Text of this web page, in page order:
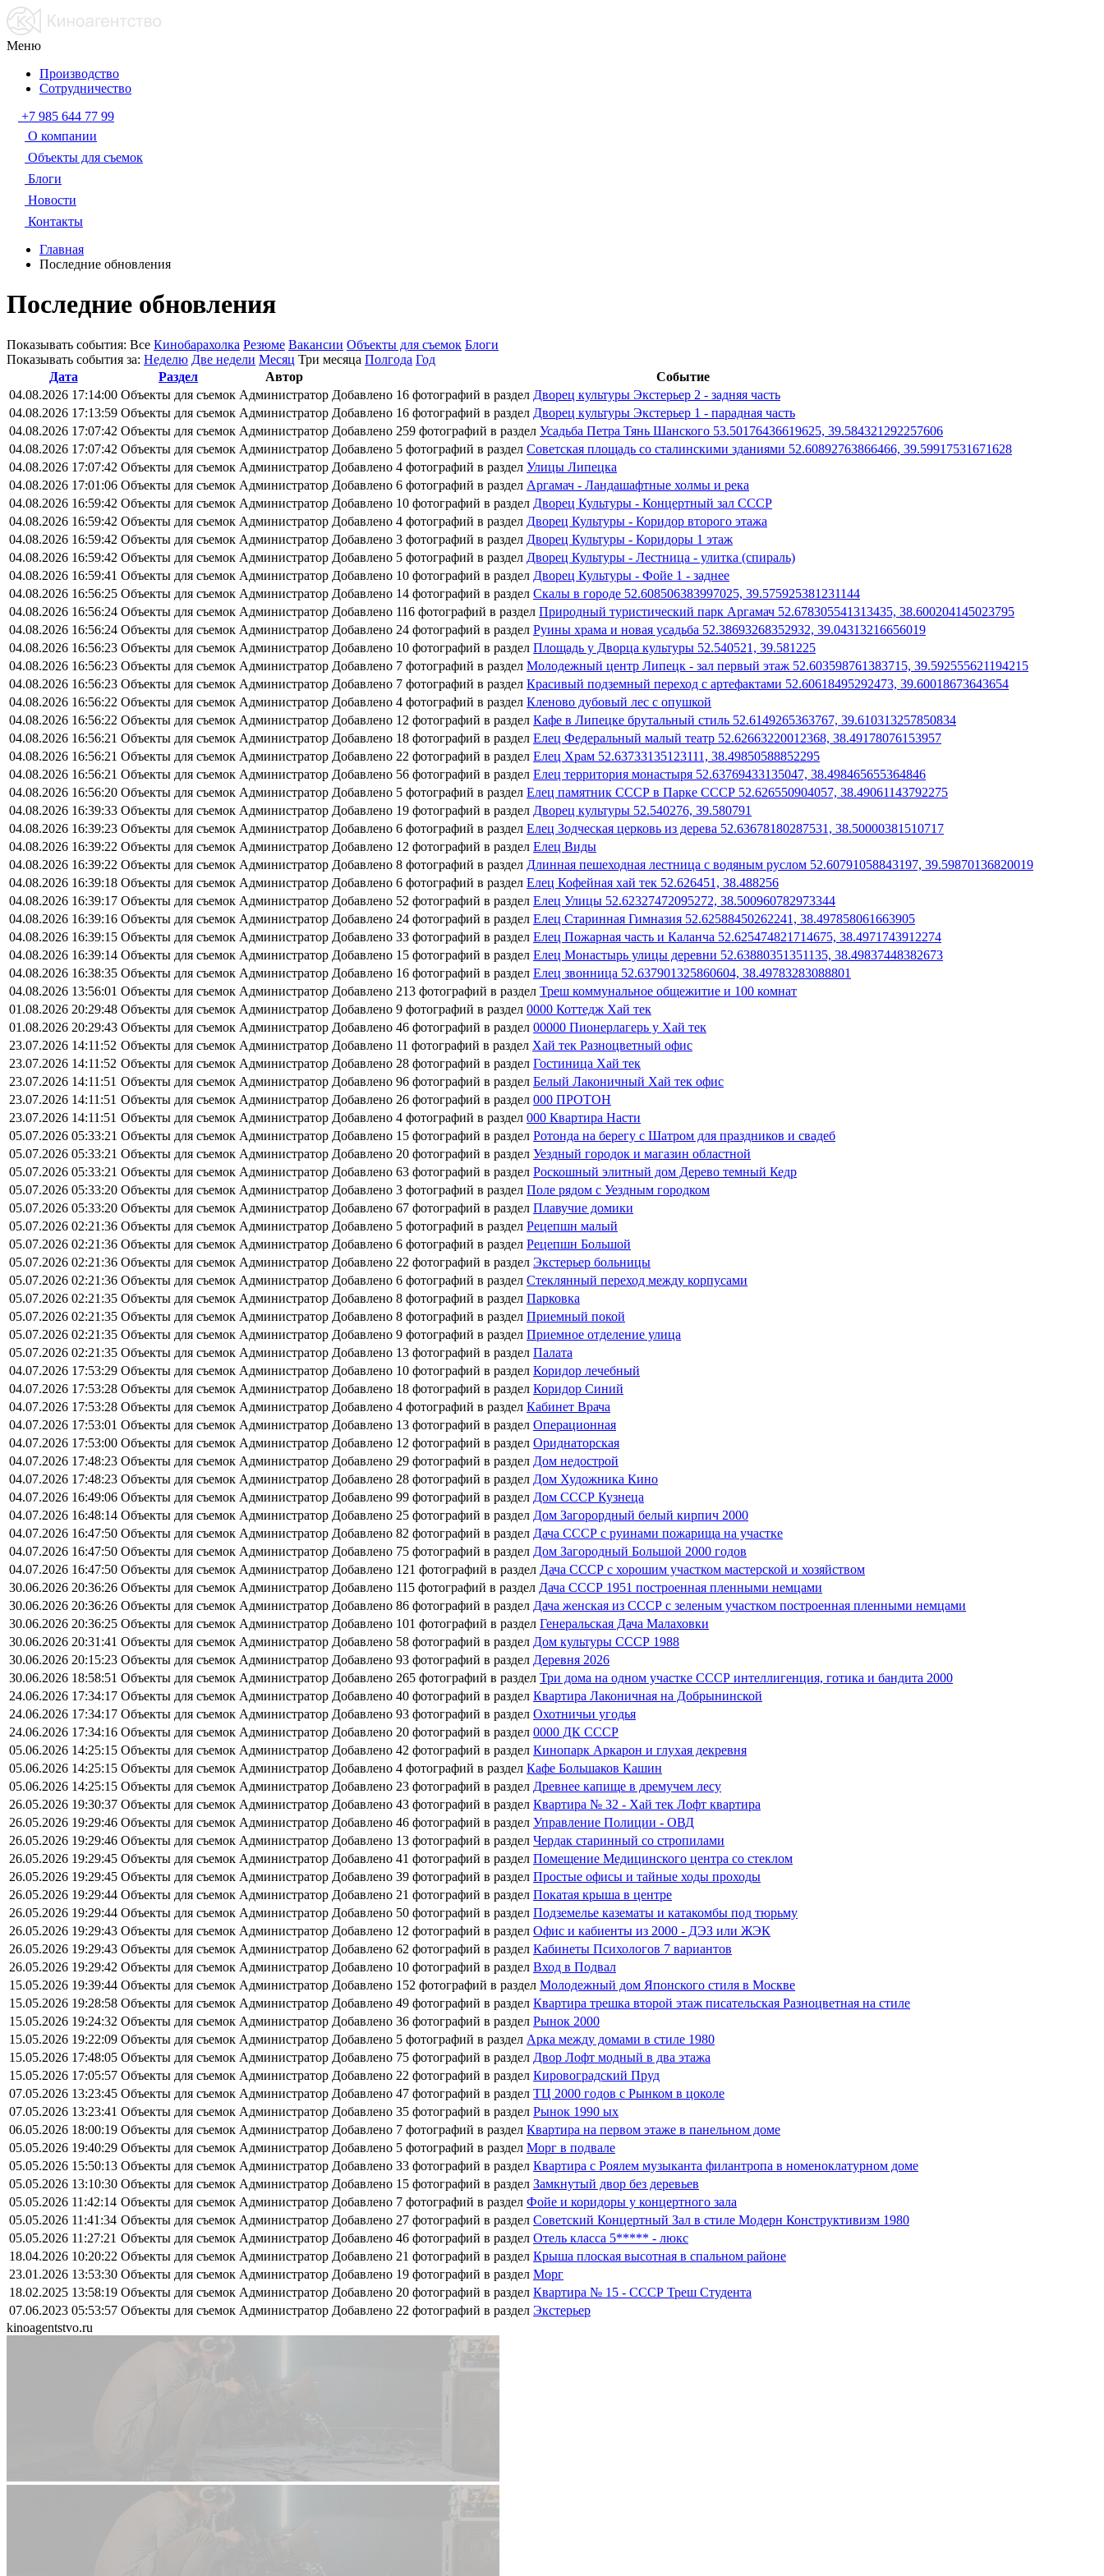
Меню
Производство
Сотрудничество
+7 985 644 77 99
О компании
Объекты для съемок
Блоги
Новости
Контакты
Главная
Последние обновления
Последние обновления
Показывать события: Все Кинобарахолка Резюме Вакансии Объекты для съемок Блоги
Показывать события за: Неделю Две недели Месяц Три месяца Полгода Год
Дата
Раздел Автор
Событие
04.08.2026 17:14:00 Объекты для съемок Администратор Добавлено 16 фотографий в раздел Дворец культуры Экстерьер 2 - задняя часть
04.08.2026 17:13:59 Объекты для съемок Администратор Добавлено 16 фотографий в раздел Дворец культуры Экстерьер 1 - парадная часть
04.08.2026 17:07:42 Объекты для съемок Администратор Добавлено 259 фотографий в раздел Усадьба Петра Тянь Шанского 53.50176436619625, 39.584321292257606
04.08.2026 17:07:42 Объекты для съемок Администратор Добавлено 5 фотографий в раздел Советская площадь со сталинскими зданиями 52.60892763866466, 39.59917531671628
04.08.2026 17:07:42 Объекты для съемок Администратор Добавлено 4 фотографий в раздел Улицы Липецка
04.08.2026 17:01:06 Объекты для съемок Администратор Добавлено 6 фотографий в раздел Аргамач - Ландашафтные холмы и река
04.08.2026 16:59:42 Объекты для съемок Администратор Добавлено 10 фотографий в раздел Дворец Культуры - Концертный зал СССР
04.08.2026 16:59:42 Объекты для съемок Администратор Добавлено 4 фотографий в раздел Дворец Культуры - Коридор второго этажа
04.08.2026 16:59:42 Объекты для съемок Администратор Добавлено 3 фотографий в раздел Дворец Культуры - Коридоры 1 этаж
04.08.2026 16:59:42 Объекты для съемок Администратор Добавлено 5 фотографий в раздел Дворец Культуры - Лестница - улитка (спираль)
04.08.2026 16:59:41 Объекты для съемок Администратор Добавлено 10 фотографий в раздел Дворец Культуры - Фойе 1 - заднее
04.08.2026 16:56:25 Объекты для съемок Администратор Добавлено 14 фотографий в раздел Скалы в городе 52.608506383997025, 39.575925381231144
04.08.2026 16:56:24 Объекты для съемок Администратор Добавлено 116 фотографий в раздел Природный туристический парк Аргамач 52.678305541313435, 38.600204145023795
04.08.2026 16:56:24 Объекты для съемок Администратор Добавлено 24 фотографий в раздел Руины храма и новая усадьба 52.38693268352932, 39.04313216656019
04.08.2026 16:56:23 Объекты для съемок Администратор Добавлено 10 фотографий в раздел Площадь у Дворца культуры 52.540521, 39.581225
04.08.2026 16:56:23 Объекты для съемок Администратор Добавлено 7 фотографий в раздел Молодежный центр Липецк - зал первый этаж 52.603598761383715, 39.592555621194215
04.08.2026 16:56:23 Объекты для съемок Администратор Добавлено 7 фотографий в раздел Красивый подземный переход с артефактами 52.60618495292473, 39.60018673643654
04.08.2026 16:56:22 Объекты для съемок Администратор Добавлено 4 фотографий в раздел Кленово дубовый лес с опушкой
04.08.2026 16:56:22 Объекты для съемок Администратор Добавлено 12 фотографий в раздел Кафе в Липецке брутальный стиль 52.6149265363767, 39.610313257850834
04.08.2026 16:56:21 Объекты для съемок Администратор Добавлено 18 фотографий в раздел Елец Федеральный малый театр 52.62663220012368, 38.49178076153957
04.08.2026 16:56:21 Объекты для съемок Администратор Добавлено 22 фотографий в раздел Елец Храм 52.63733135123111, 38.49850588852295
04.08.2026 16:56:21 Объекты для съемок Администратор Добавлено 56 фотографий в раздел Елец территория монастыря 52.63769433135047, 38.498465655364846
04.08.2026 16:56:20 Объекты для съемок Администратор Добавлено 5 фотографий в раздел Елец памятник СССР в Парке СССР 52.626550904057, 38.49061143792275
04.08.2026 16:39:33 Объекты для съемок Администратор Добавлено 19 фотографий в раздел Дворец культуры 52.540276, 39.580791
04.08.2026 16:39:23 Объекты для съемок Администратор Добавлено 6 фотографий в раздел Елец Зодческая церковь из дерева 52.63678180287531, 38.50000381510717
04.08.2026 16:39:22 Объекты для съемок Администратор Добавлено 12 фотографий в раздел Елец Виды
04.08.2026 16:39:22 Объекты для съемок Администратор Добавлено 8 фотографий в раздел Длинная пешеходная лестница с водяным руслом 52.60791058843197, 39.59870136820019
04.08.2026 16:39:18 Объекты для съемок Администратор Добавлено 6 фотографий в раздел Елец Кофейная хай тек 52.626451, 38.488256
04.08.2026 16:39:17 Объекты для съемок Администратор Добавлено 52 фотографий в раздел Елец Улицы 52.62327472095272, 38.500960782973344
04.08.2026 16:39:16 Объекты для съемок Администратор Добавлено 24 фотографий в раздел Елец Старинная Гимназия 52.62588450262241, 38.497858061663905
04.08.2026 16:39:15 Объекты для съемок Администратор Добавлено 33 фотографий в раздел Елец Пожарная часть и Каланча 52.625474821714675, 38.4971743912274
04.08.2026 16:39:14 Объекты для съемок Администратор Добавлено 15 фотографий в раздел Елец Монастырь улицы деревни 52.63880351351135, 38.49837448382673
04.08.2026 16:38:35 Объекты для съемок Администратор Добавлено 16 фотографий в раздел Елец звонница 52.637901325860604, 38.49783283088801
04.08.2026 13:56:01 Объекты для съемок Администратор Добавлено 213 фотографий в раздел Треш коммунальное общежитие и 100 комнат
01.08.2026 20:29:48 Объекты для съемок Администратор Добавлено 9 фотографий в раздел 0000 Коттедж Хай тек
01.08.2026 20:29:43 Объекты для съемок Администратор Добавлено 46 фотографий в раздел 00000 Пионерлагерь у Хай тек
23.07.2026 14:11:52 Объекты для съемок Администратор Добавлено 11 фотографий в раздел Хай тек Разноцветный офис
23.07.2026 14:11:52 Объекты для съемок Администратор Добавлено 28 фотографий в раздел Гостиница Хай тек
23.07.2026 14:11:51 Объекты для съемок Администратор Добавлено 96 фотографий в раздел Белый Лаконичный Хай тек офис
23.07.2026 14:11:51 Объекты для съемок Администратор Добавлено 26 фотографий в раздел 000 ПРОТОН
23.07.2026 14:11:51 Объекты для съемок Администратор Добавлено 4 фотографий в раздел 000 Квартира Насти
05.07.2026 05:33:21 Объекты для съемок Администратор Добавлено 15 фотографий в раздел Ротонда на берегу с Шатром для праздников и свадеб
05.07.2026 05:33:21 Объекты для съемок Администратор Добавлено 20 фотографий в раздел Уездный городок и магазин областной
05.07.2026 05:33:21 Объекты для съемок Администратор Добавлено 63 фотографий в раздел Роскошный элитный дом Дерево темный Кедр
05.07.2026 05:33:20 Объекты для съемок Администратор Добавлено 3 фотографий в раздел Поле рядом с Уездным городком
05.07.2026 05:33:20 Объекты для съемок Администратор Добавлено 67 фотографий в раздел Плавучие домики
05.07.2026 02:21:36 Объекты для съемок Администратор Добавлено 5 фотографий в раздел Рецепшн малый
05.07.2026 02:21:36 Объекты для съемок Администратор Добавлено 6 фотографий в раздел Рецепшн Большой
05.07.2026 02:21:36 Объекты для съемок Администратор Добавлено 22 фотографий в раздел Экстерьер больницы
05.07.2026 02:21:36 Объекты для съемок Администратор Добавлено 6 фотографий в раздел Стеклянный переход между корпусами
05.07.2026 02:21:35 Объекты для съемок Администратор Добавлено 8 фотографий в раздел Парковка
05.07.2026 02:21:35 Объекты для съемок Администратор Добавлено 8 фотографий в раздел Приемный покой
05.07.2026 02:21:35 Объекты для съемок Администратор Добавлено 9 фотографий в раздел Приемное отделение улица
05.07.2026 02:21:35 Объекты для съемок Администратор Добавлено 13 фотографий в раздел Палата
04.07.2026 17:53:29 Объекты для съемок Администратор Добавлено 10 фотографий в раздел Коридор лечебный
04.07.2026 17:53:28 Объекты для съемок Администратор Добавлено 18 фотографий в раздел Коридор Синий
04.07.2026 17:53:28 Объекты для съемок Администратор Добавлено 4 фотографий в раздел Кабинет Врача
04.07.2026 17:53:01 Объекты для съемок Администратор Добавлено 13 фотографий в раздел Операционная
04.07.2026 17:53:00 Объекты для съемок Администратор Добавлено 12 фотографий в раздел Ориднаторская
04.07.2026 17:48:23 Объекты для съемок Администратор Добавлено 29 фотографий в раздел Дом недострой
04.07.2026 17:48:23 Объекты для съемок Администратор Добавлено 28 фотографий в раздел Дом Художника Кино
04.07.2026 16:49:06 Объекты для съемок Администратор Добавлено 99 фотографий в раздел Дом СССР Кузнеца
04.07.2026 16:48:14 Объекты для съемок Администратор Добавлено 25 фотографий в раздел Дом Загорордный белый кирпич 2000
04.07.2026 16:47:50 Объекты для съемок Администратор Добавлено 82 фотографий в раздел Дача СССР с руинами пожарища на участке
04.07.2026 16:47:50 Объекты для съемок Администратор Добавлено 75 фотографий в раздел Дом Загородный Большой 2000 годов
04.07.2026 16:47:50 Объекты для съемок Администратор Добавлено 121 фотографий в раздел Дача СССР с хорошим участком мастерской и хозяйством
30.06.2026 20:36:26 Объекты для съемок Администратор Добавлено 115 фотографий в раздел Дача СССР 1951 построенная пленными немцами
30.06.2026 20:36:26 Объекты для съемок Администратор Добавлено 86 фотографий в раздел Дача женская из СССР с зеленым участком построенная пленными немцами
30.06.2026 20:36:25 Объекты для съемок Администратор Добавлено 101 фотографий в раздел Генеральская Дача Малаховки
30.06.2026 20:31:41 Объекты для съемок Администратор Добавлено 58 фотографий в раздел Дом культуры СССР 1988
30.06.2026 20:15:23 Объекты для съемок Администратор Добавлено 93 фотографий в раздел Деревня 2026
30.06.2026 18:58:51 Объекты для съемок Администратор Добавлено 265 фотографий в раздел Три дома на одном участке СССР интеллигенция, готика и бандита 2000
24.06.2026 17:34:17 Объекты для съемок Администратор Добавлено 40 фотографий в раздел Квартира Лаконичная на Добрынинской
24.06.2026 17:34:17 Объекты для съемок Администратор Добавлено 93 фотографий в раздел Охотничьи угодья
24.06.2026 17:34:16 Объекты для съемок Администратор Добавлено 20 фотографий в раздел 0000 ДК СССР
05.06.2026 14:25:15 Объекты для съемок Администратор Добавлено 42 фотографий в раздел Кинопарк Аркарон и глухая декревня
05.06.2026 14:25:15 Объекты для съемок Администратор Добавлено 4 фотографий в раздел Кафе Большаков Кашин
05.06.2026 14:25:15 Объекты для съемок Администратор Добавлено 23 фотографий в раздел Древнее капище в дремучем лесу
26.05.2026 19:30:37 Объекты для съемок Администратор Добавлено 43 фотографий в раздел Квартира № 32 - Хай тек Лофт квартира
26.05.2026 19:29:46 Объекты для съемок Администратор Добавлено 46 фотографий в раздел Управление Полиции - ОВД
26.05.2026 19:29:46 Объекты для съемок Администратор Добавлено 13 фотографий в раздел Чердак старинный со стропилами
26.05.2026 19:29:45 Объекты для съемок Администратор Добавлено 41 фотографий в раздел Помещение Медицинского центра со стеклом
26.05.2026 19:29:45 Объекты для съемок Администратор Добавлено 39 фотографий в раздел Простые офисы и тайные ходы проходы
26.05.2026 19:29:44 Объекты для съемок Администратор Добавлено 21 фотографий в раздел Покатая крыша в центре
26.05.2026 19:29:44 Объекты для съемок Администратор Добавлено 50 фотографий в раздел Подземелье казематы и катакомбы под тюрьму
26.05.2026 19:29:43 Объекты для съемок Администратор Добавлено 12 фотографий в раздел Офис и кабиенты из 2000 - ДЭЗ или ЖЭК
26.05.2026 19:29:43 Объекты для съемок Администратор Добавлено 62 фотографий в раздел Кабинеты Психологов 7 вариантов
26.05.2026 19:29:42 Объекты для съемок Администратор Добавлено 10 фотографий в раздел Вход в Подвал
15.05.2026 19:39:44 Объекты для съемок Администратор Добавлено 152 фотографий в раздел Молодежный дом Японского стиля в Москве
15.05.2026 19:28:58 Объекты для съемок Администратор Добавлено 49 фотографий в раздел Квартира трешка второй этаж писательская Разноцветная на стиле
15.05.2026 19:24:32 Объекты для съемок Администратор Добавлено 36 фотографий в раздел Рынок 2000
15.05.2026 19:22:09 Объекты для съемок Администратор Добавлено 5 фотографий в раздел Арка между домами в стиле 1980
15.05.2026 17:48:05 Объекты для съемок Администратор Добавлено 75 фотографий в раздел Двор Лофт модный в два этажа
15.05.2026 17:05:57 Объекты для съемок Администратор Добавлено 22 фотографий в раздел Кировоградский Пруд
07.05.2026 13:23:45 Объекты для съемок Администратор Добавлено 47 фотографий в раздел ТЦ 2000 годов с Рынком в цоколе
07.05.2026 13:23:41 Объекты для съемок Администратор Добавлено 35 фотографий в раздел Рынок 1990 ых
06.05.2026 18:00:19 Объекты для съемок Администратор Добавлено 7 фотографий в раздел Квартира на первом этаже в панельном доме
05.05.2026 19:40:29 Объекты для съемок Администратор Добавлено 5 фотографий в раздел Морг в подвале
05.05.2026 15:50:13 Объекты для съемок Администратор Добавлено 33 фотографий в раздел Квартира с Роялем музыканта филантропа в номеноклатурном доме
05.05.2026 13:10:30 Объекты для съемок Администратор Добавлено 15 фотографий в раздел Замкнутый двор без деревьев
05.05.2026 11:42:14 Объекты для съемок Администратор Добавлено 7 фотографий в раздел Фойе и коридоры у концертного зала
05.05.2026 11:41:34 Объекты для съемок Администратор Добавлено 27 фотографий в раздел Советский Концертный Зал в стиле Модерн Конструктивизм 1980
05.05.2026 11:27:21 Объекты для съемок Администратор Добавлено 46 фотографий в раздел Отель класса 5***** - люкс
18.04.2026 10:20:22 Объекты для съемок Администратор Добавлено 21 фотографий в раздел Крыша плоская высотная в спальном районе
23.01.2026 13:53:30 Объекты для съемок Администратор Добавлено 19 фотографий в раздел Морг
18.02.2025 13:58:19 Объекты для съемок Администратор Добавлено 20 фотографий в раздел Квартира № 15 - СССР Треш Студента
07.06.2023 05:53:57 Объекты для съемок Администратор Добавлено 22 фотографий в раздел Экстерьер
kinoagentstvo.ru